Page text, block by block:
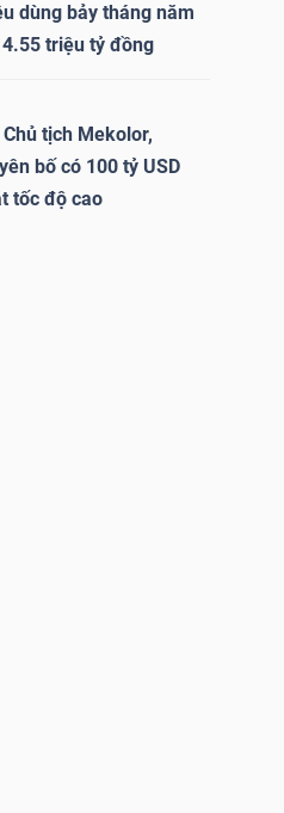
dùng bảy tháng năm
triệu tỷ đồng
tịch Mekolor,
bố có 100 tỷ USD
tốc độ cao